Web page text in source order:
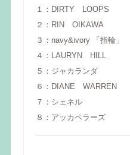
１：DIRTY LOOPS
２：RIN OIKAWA 「
３：navy&ivory 「指輪」
４：LAURYN HILL
５：ジャカランダ 「
６：DIANE
７：シェネル 「
８：アッカペラーズ